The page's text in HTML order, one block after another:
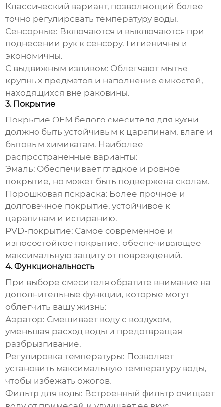
Классический вариант, позволяющий более
точно регулировать температуру воды.
Сенсорные: Включаются и выключаются при
поднесении рук к сенсору. Гигиеничны и
экономичны.
С выдвижным изливом: Облегчают мытье
крупных предметов и наполнение емкостей,
находящихся вне раковины.
3. Покрытие
Покрытие OEM белого смесителя для кухни
должно быть устойчивым к царапинам, влаге и
бытовым химикатам. Наиболее
распространенные варианты:
Эмаль: Обеспечивает гладкое и ровное
покрытие, но может быть подвержена сколам.
Порошковая покраска: Более прочное и
долговечное покрытие, устойчивое к
царапинам и истиранию.
PVD-покрытие: Самое современное и
износостойкое покрытие, обеспечивающее
максимальную защиту от повреждений.
4. Функциональность
При выборе смесителя обратите внимание на
дополнительные функции, которые могут
облегчить вашу жизнь:
Аэратор: Смешивает воду с воздухом,
уменьшая расход воды и предотвращая
разбрызгивание.
Регулировка температуры: Позволяет
установить максимальную температуру воды,
чтобы избежать ожогов.
Фильтр для воды: Встроенный фильтр очищает